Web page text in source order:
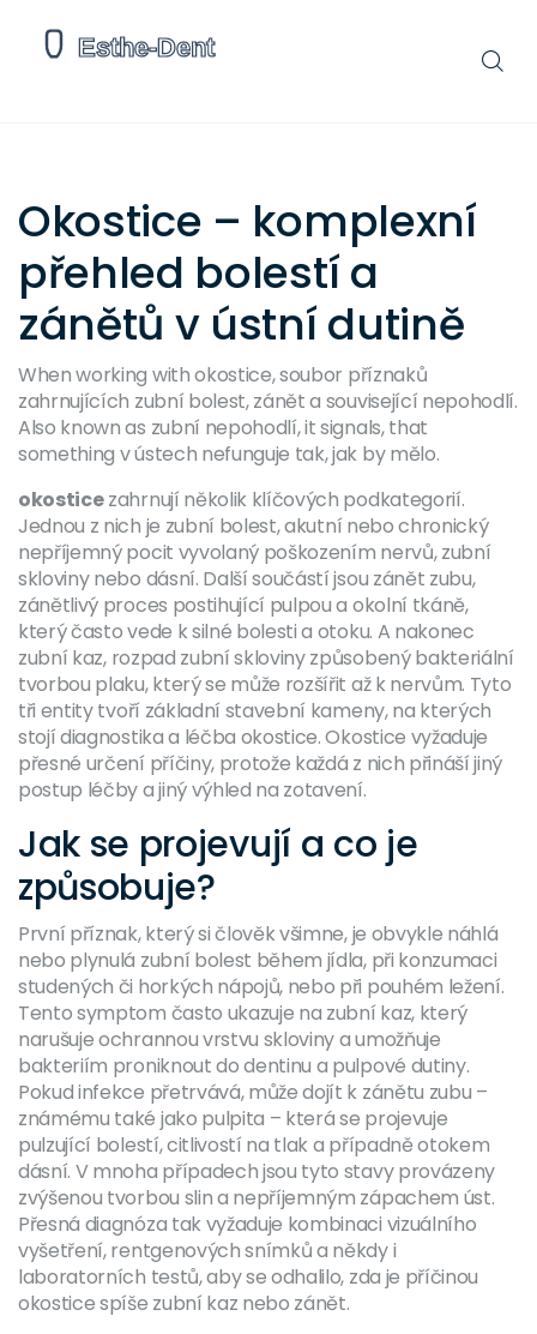
Okostice – komplexní
přehled bolestí a
zánětů v ústní dutině
When working withokostice,soubor příznaků
zahrnujících zubní bolest, zánět a související nepohodlí.
Also known as zubní nepohodlí, it signals, that
something v ústech nefunguje tak, jak by mělo.
okosticezahrnují několik klíčových podkategorií.
Jednou z nich je zubní bolest,akutní nebo chronický
nepříjemný pocit vyvolaný poškozením nervů, zubní
skloviny nebo dásní. Další součástí jsou zánět zubu,
zánětlivý proces postihující pulpou a okolní tkáně,
který často vede k silné bolesti a otoku. A nakonec
zubní kaz, rozpad zubní skloviny způsobený bakteriální
tvorbou plaku, který se může rozšířit až k nervům. Tyto
tři entity tvoří základní stavební kameny, na kterých
stojí diagnostika a léčba okostice. Okostice vyžaduje
přesné určení příčiny, protože každá z nich přináší jiný
postup léčby a jiný výhled na zotavení.
Jak se projevují a co je
způsobuje?
První příznak, který si člověk všimne, je obvykle náhlá
nebo plynulá zubní bolest během jídla, při konzumaci
studených či horkých nápojů, nebo při pouhém ležení.
Tento symptom často ukazuje na zubní kaz, který
narušuje ochrannou vrstvu skloviny a umožňuje
bakteriím proniknout do dentinu a pulpové dutiny.
Pokud infekce přetrvává, může dojít k zánětu zubu –
známému také jako pulpita – která se projevuje
pulzující bolestí, citlivostí na tlak a případně otokem
dásní. V mnoha případech jsou tyto stavy provázeny
zvýšenou tvorbou slin a nepříjemným zápachem úst.
Přesná diagnóza tak vyžaduje kombinaci vizuálního
vyšetření, rentgenových snímků a někdy i
laboratorních testů, aby se odhalilo, zda je příčinou
okostice spíše zubní kaz nebo zánět.